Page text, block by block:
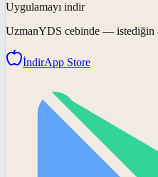
Uygulamayı indir
UzmanYDS cebinde — istediğin
İndirApp Store